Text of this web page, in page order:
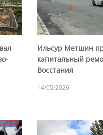
Ильсур Метшин
капитальный
Восстания
14/05/2026